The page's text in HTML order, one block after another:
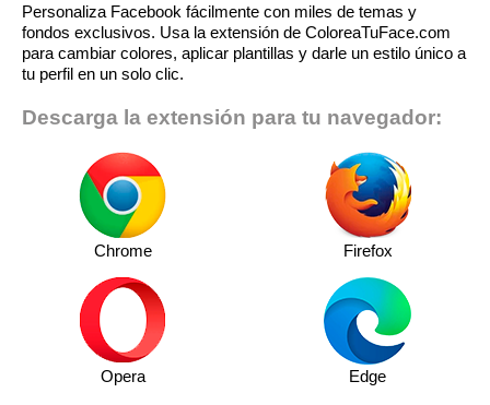
Personaliza Facebook fácilmente con miles de temas y
fondos exclusivos. Usa la extensión de ColoreaTuFace.com
para cambiar colores, aplicar plantillas y darle un estilo único a
tu perfil en un solo clic.
Descarga la extensión para tu navegador:
Chrome Firefox
Opera Edge